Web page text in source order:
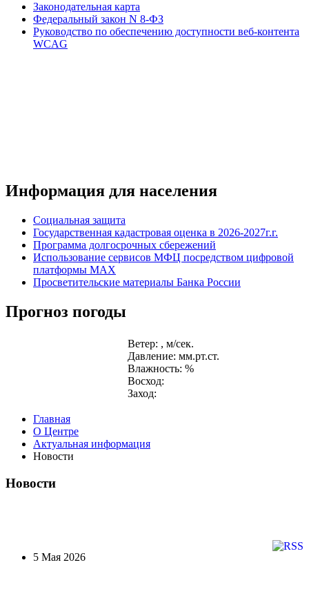
Законодательная карта
Федеральный закон N 8-ФЗ
Руководство по обеспечению доступности веб-контента
WCAG
Информация для населения
Социальная защита
Государственная кадастровая оценка в 2026-2027г.г.
Программа долгосрочных сбережений
Использование сервисов МФЦ посредством цифровой
платформы MAX
Просветительские материалы Банка России
Прогноз погоды
Ветер: , м/сек.
Давление: мм.рт.ст.
Влажность: %
Восход:
Заход:
Главная
О Центре
Актуальная информация
Новости
Новости
5 Мая 2026